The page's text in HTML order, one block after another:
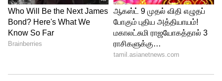
விளையாடிய சிறுவன்.. மகனுக்கு தந்தை
அளித்த வினோத தண்டனை - என்ன
தெரியுமா?